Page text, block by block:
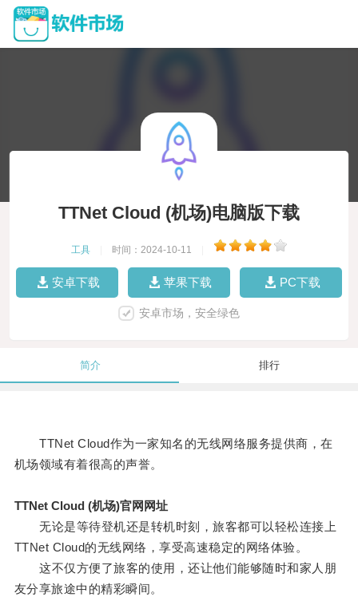
TTNet Cloud (机场)电脑版下载
工具 时间：2024-10-11
安卓下载 苹果下载 PC下载
安卓市场，安全绿色
简介 排行
TTNet Cloud作为一家知名的无线网络服务提供商，在
机场领域有着很高的声誉。
TTNet Cloud (机场)官网网址
无论是等待登机还是转机时刻，旅客都可以轻松连接上
TTNet Cloud的无线网络，享受高速稳定的网络体验。
这不仅方便了旅客的使用，还让他们能够随时和家人朋
友分享旅途中的精彩瞬间。